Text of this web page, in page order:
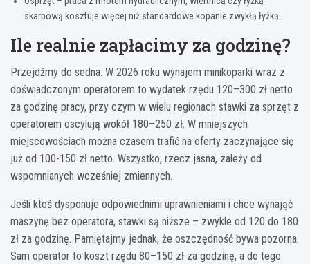
skarpową kosztuje więcej niż standardowe kopanie zwykłą łyżką.
Ile realnie zapłacimy za godzinę?
Przejdźmy do sedna. W 2026 roku wynajem minikoparki wraz z
doświadczonym operatorem to wydatek rzędu 120–300 zł netto
za godzinę pracy, przy czym w wielu regionach stawki za sprzęt z
operatorem oscylują wokół 180–250 zł. W mniejszych
miejscowościach można czasem trafić na oferty zaczynające się
już od 100-150 zł netto. Wszystko, rzecz jasna, zależy od
wspomnianych wcześniej zmiennych.
Jeśli ktoś dysponuje odpowiednimi uprawnieniami i chce wynająć
maszynę bez operatora, stawki są niższe – zwykle od 120 do 180
zł za godzinę. Pamiętajmy jednak, że oszczędność bywa pozorna.
Sam operator to koszt rzędu 80–150 zł za godzinę, a do tego